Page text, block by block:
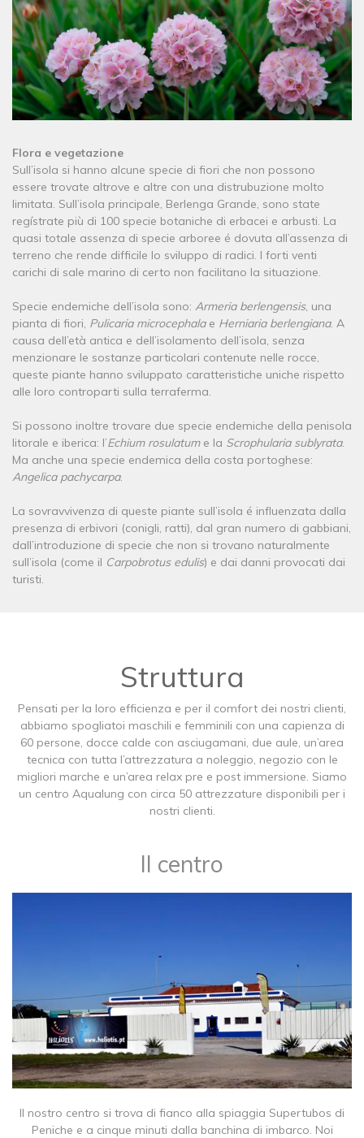
Flora e vegetazione
Sull’isola si hanno alcune specie di fiori che non possono
essere trovate altrove e altre con una distrubuzione molto
limitata. Sull’isola principale, Berlenga Grande, sono state
regístrate più di 100 specie botaniche di erbacei e arbusti. La
quasi totale assenza di specie arboree é dovuta all’assenza di
terreno che rende difficile lo sviluppo di radici. I forti venti
carichi di sale marino di certo non facilitano la situazione.
Specie endemiche dell’isola sono: Armeria berlengensis, una
pianta di fiori, Pulicaria microcephalae Herniaria berlengiana. A
causa dell’età antica e dell’isolamento dell’isola, senza
menzionare le sostanze particolari contenute nelle rocce,
queste piante hanno sviluppato caratteristiche uniche rispetto
alle loro controparti sulla terraferma.
Si possono inoltre trovare due specie endemiche della penisola
litorale e iberica: l’Echium rosulatume la Scrophularia sublyrata.
Ma anche una specie endemica della costa portoghese:
Angelica pachycarpa.
La sovravvivenza di queste piante sull’isola é influenzata dalla
presenza di erbivori (conigli, ratti), dal gran numero di gabbiani,
dall’introduzione di specie che non si trovano naturalmente
sull’isola (come il Carpobrotus edulis) e dai danni provocati dai
turisti.
Struttura
Pensati per la loro efficienza e per il comfort dei nostri clienti,
abbiamo spogliatoi maschili e femminili con una capienza di
60 persone, docce calde con asciugamani, due aule, un’area
tecnica con tutta l’attrezzatura a noleggio, negozio con le
migliori marche e un’area relax pre e post immersione. Siamo
un centro Aqualung con circa 50 attrezzature disponibili per i
nostri clienti.
Il centro
Il nostro centro si trova di fianco alla spiaggia Supertubos di
Peniche e a cinque minuti dalla banchina di imbarco. Noi